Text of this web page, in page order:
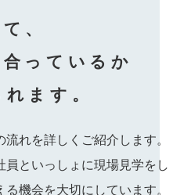
、
っているか
ます。
れを詳しくご紹介します。
といっしょに現場見学をし
機会を大切にしています。